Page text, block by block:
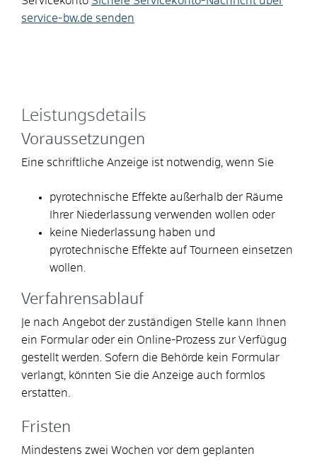
service-bw.de senden
Leistungsdetails
Voraussetzungen
Eine schriftliche Anzeige ist notwendig, wenn Sie
pyrotechnische Effekte außerhalb der Räume
Ihrer Niederlassung verwenden wollen oder
keine Niederlassung haben und
pyrotechnische Effekte auf Tourneen einsetzen
wollen.
Verfahrensablauf
Je nach Angebot der zuständigen Stelle kann Ihnen
ein Formular oder ein Online-Prozess zur Verfügug
gestellt werden. Sofern die Behörde kein Formular
verlangt, könnten Sie die Anzeige auch formlos
erstatten.
Fristen
Mindestens zwei Wochen vor dem geplanten